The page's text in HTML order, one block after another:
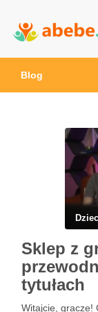
Abebe
Blog
Sklep z
tytułach
Witajcie, gracze!